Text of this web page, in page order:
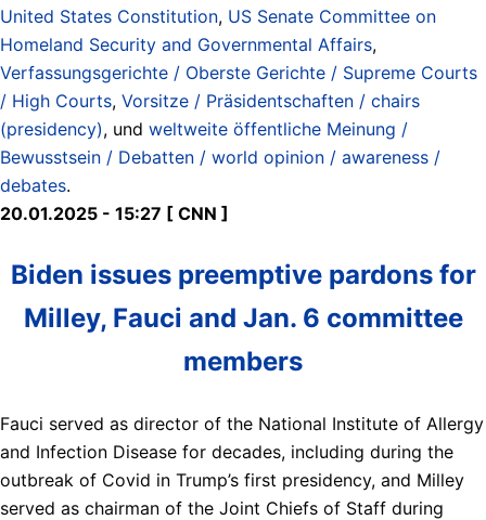
United States Constitution, US Senate Committee on
Homeland Security and Governmental Affairs,
Verfassungsgerichte / Oberste Gerichte / Supreme Courts
/ High Courts, Vorsitze / Präsidentschaften / chairs
(presidency), und weltweite öffentliche Meinung /
Bewusstsein / Debatten / world opinion / awareness /
debates.
20.01.2025 - 15:27 [ CNN ]
Biden issues preemptive pardons for
Milley, Fauci and Jan. 6 committee
members
Fauci served as director of the National Institute of Allergy
and Infection Disease for decades, including during the
outbreak of Covid in Trump’s first presidency, and Milley
served as chairman of the Joint Chiefs of Staff during